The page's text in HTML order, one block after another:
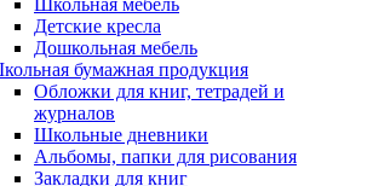
Школьная мебель
Детские кресла
Дошкольная мебель
бумажная продукция
Обложки для книг, тетрадей и
журналов
Школьные дневники
Альбомы, папки для рисования
Закладки для книг